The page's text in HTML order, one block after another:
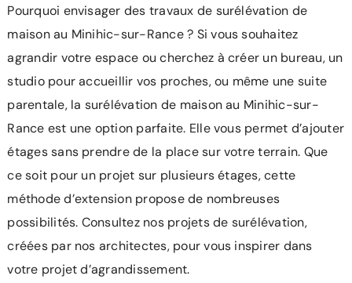
Pourquoi envisager des travaux de surélévation de
maison au Minihic-sur-Rance ? Si vous souhaitez
agrandir votre espace ou cherchez à créer un bureau, un
studio pour accueillir vos proches, ou même une suite
parentale, la surélévation de maison au Minihic-sur-
Rance est une option parfaite. Elle vous permet d’ajouter
étages sans prendre de la place sur votre terrain. Que
ce soit pour un projet sur plusieurs étages, cette
méthode d’extension propose de nombreuses
possibilités. Consultez nos projets de surélévation,
créées par nos architectes, pour vous inspirer dans
votre projet d’agrandissement.